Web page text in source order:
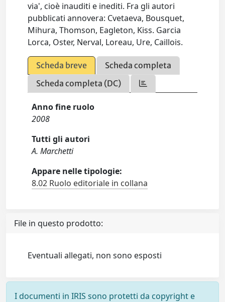
via', cioè inauditi e inediti. Fra gli autori
pubblicati annovera: Cvetaeva, Bousquet,
Mihura, Thomson, Eagleton, Kiss. Garcia
Lorca, Oster, Nerval, Loreau, Ure, Caillois.
Scheda breve
Scheda completa
Scheda completa (DC)
Anno fine ruolo
2008
Tutti gli autori
A. Marchetti
Appare nelle tipologie:
8.02 Ruolo editoriale in collana
File in questo prodotto:
Eventuali allegati, non sono esposti
I documenti in IRIS sono protetti da copyright e